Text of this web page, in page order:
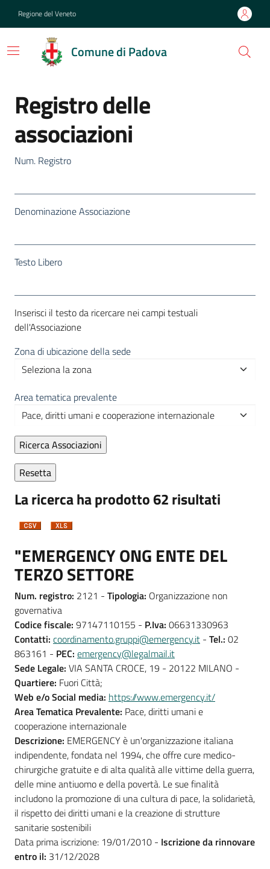
Regione del Veneto
Comune di Padova
Registro delle
associazioni
Num. Registro
Denominazione Associazione
Testo Libero
Inserisci il testo da ricercare nei campi testuali
dell'Associazione
Zona di ubicazione della sede
Area tematica prevalente
La ricerca ha prodotto 62 risultati
"EMERGENCY ONG ENTE DEL
TERZO SETTORE
Num. registro: 2121 - Tipologia: Organizzazione non
governativa
Codice fiscale: 97147110155 - P.Iva: 06631330963
Contatti: coordinamento.gruppi@emergency.it - Tel.: 02
863161 - PEC: emergency@legalmail.it
Sede Legale: VIA SANTA CROCE, 19 - 20122 MILANO -
Quartiere: Fuori Città;
Web e/o Social media: https://www.emergency.it/
Area Tematica Prevalente: Pace, diritti umani e
cooperazione internazionale
Descrizione: EMERGENCY è un'organizzazione italiana
indipendente, fondata nel 1994, che offre cure medico-
chirurgiche gratuite e di alta qualità alle vittime della guerra,
delle mine antiuomo e della povertà. Le sue finalità
includono la promozione di una cultura di pace, la solidarietà,
il rispetto dei diritti umani e la creazione di strutture
sanitarie sostenibili
Data prima iscrizione: 19/01/2010 - Iscrizione da rinnovare
entro il: 31/12/2028